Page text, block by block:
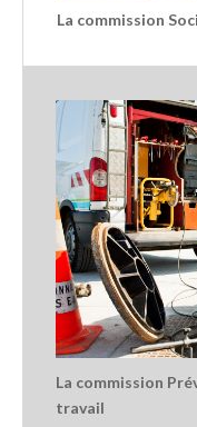
La commission
La commission
travail